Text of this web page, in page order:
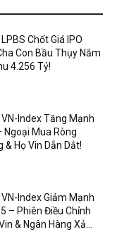
Chốt Giá IPO
Con Bầu Thụy Nắm
4.256 Tỷ!
Index Tăng Mạnh
Ngoại Mua Ròng
& Họ Vin Dẫn Dắt!
Index Giảm Mạnh
– Phiên Điều Chỉnh
& Ngân Hàng Xả...